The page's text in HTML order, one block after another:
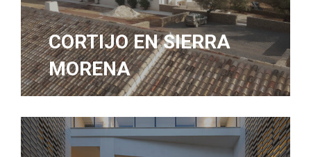
CORTIJO EN SIERRA
MORENA